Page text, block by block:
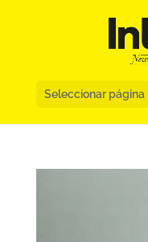
Seleccionar página